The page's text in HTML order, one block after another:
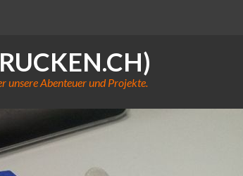
unsere Abenteuer und Projekte.